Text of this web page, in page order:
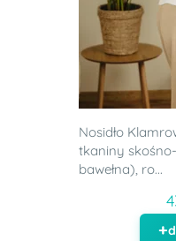
Nosidło
tkaniny
bawełna), ro...